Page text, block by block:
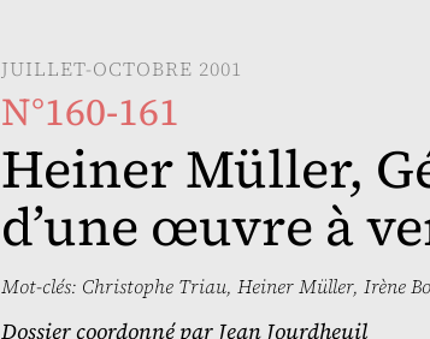
JUILLET-OCTOBRE 2001
N°160-161
Heiner Müller,
d’une œuvre à
Mot-clés: Christophe Triau, Heiner Müller, Irène
Dossier coordonné par Jean Jourdheuil